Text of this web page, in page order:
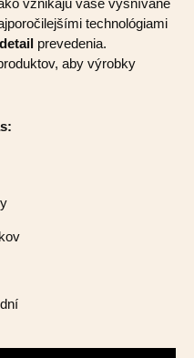
technológiami
prevedenia.
aby výrobky